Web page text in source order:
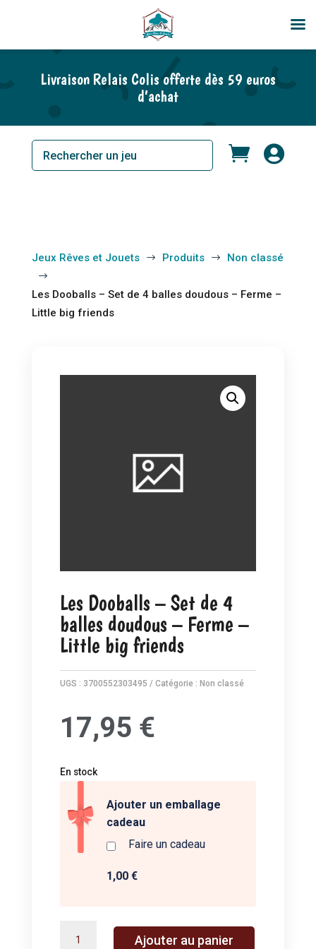
Livraison Relais Colis offerte dès 59 euros
d’achat
 
Jeux Rêves et Jouets $ Produits $ Non classé
$
Les Dooballs – Set de 4 balles doudous – Ferme –
Little big friends
Les Dooballs – Set de 4
balles doudous – Ferme –
Little big friends
UGS : 3700552303495 Catégorie : Non classé
17,95 €
En stock
Ajouter un emballage
cadeau
Faire un cadeau
1,00 €
Ajouter au panier
A